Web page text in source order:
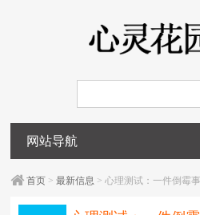
网站导航
首页 >最新信息 > 心理测试：一件倒霉